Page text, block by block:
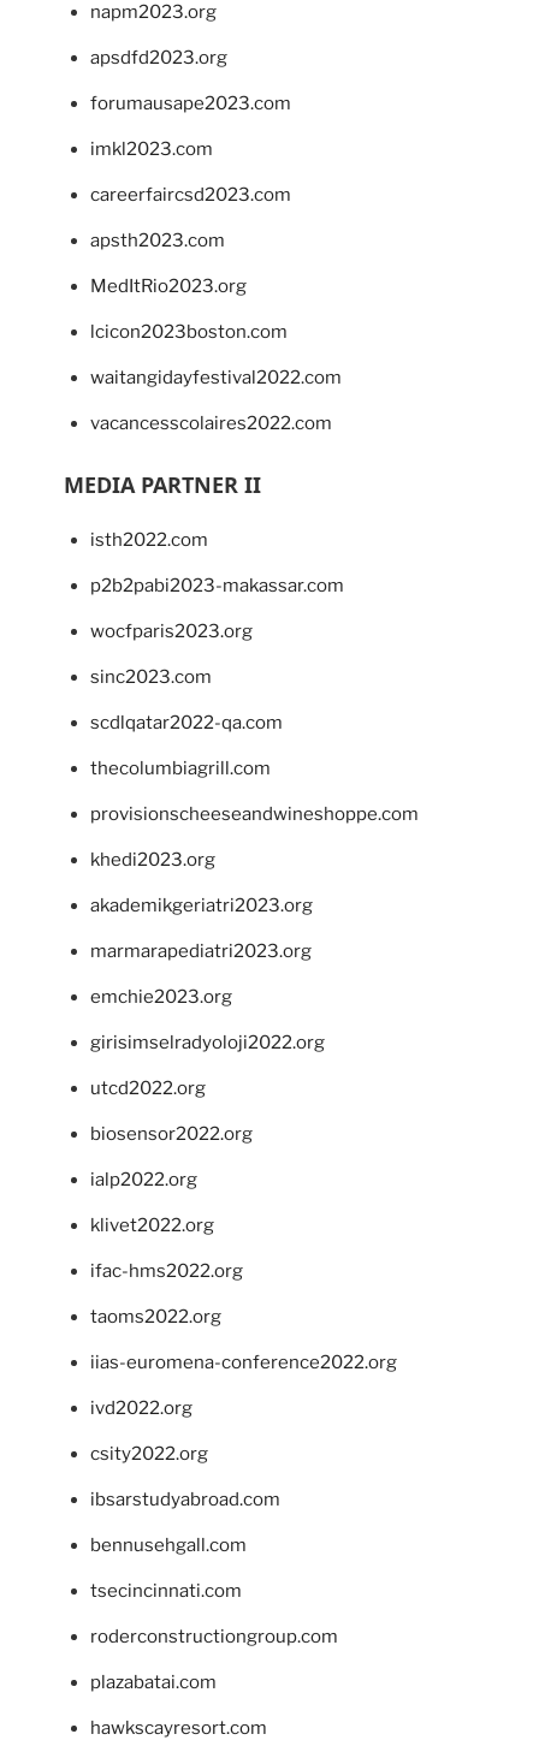
napm2023.org
apsdfd2023.org
forumausape2023.com
imkl2023.com
careerfaircsd2023.com
apsth2023.com
MedItRio2023.org
lcicon2023boston.com
waitangidayfestival2022.com
vacancesscolaires2022.com
MEDIA PARTNER II
isth2022.com
p2b2pabi2023-makassar.com
wocfparis2023.org
sinc2023.com
scdlqatar2022-qa.com
thecolumbiagrill.com
provisionscheeseandwineshoppe.com
khedi2023.org
akademikgeriatri2023.org
marmarapediatri2023.org
emchie2023.org
girisimselradyoloji2022.org
utcd2022.org
biosensor2022.org
ialp2022.org
klivet2022.org
ifac-hms2022.org
taoms2022.org
iias-euromena-conference2022.org
ivd2022.org
csity2022.org
ibsarstudyabroad.com
bennusehgall.com
tsecincinnati.com
roderconstructiongroup.com
plazabatai.com
hawkscayresort.com